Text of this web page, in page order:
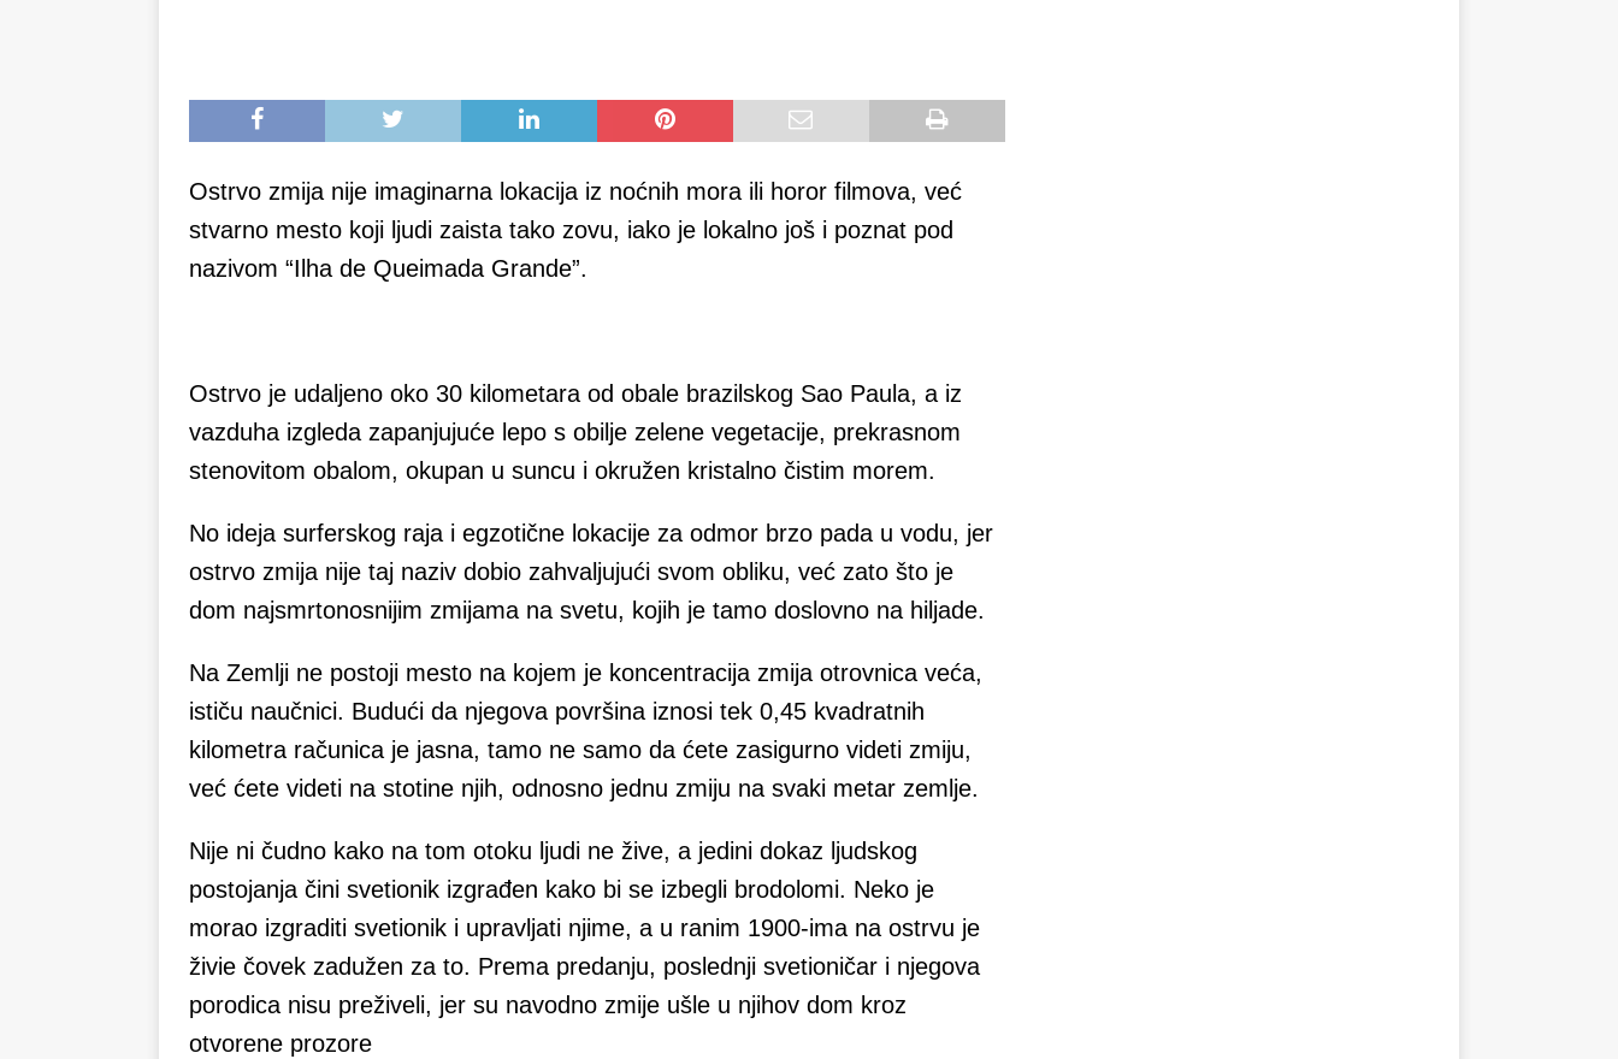
Ostrvo zmija nije imaginarna lokacija iz noćnih mora ili horor filmova, već
stvarno mesto koji ljudi zaista tako zovu, iako je lokalno još i poznat pod
nazivom “Ilha de Queimada Grande”.
Ostrvo je udaljeno oko 30 kilometara od obale brazilskog Sao Paula, a iz
vazduha izgleda zapanjujuće lepo s obilje zelene vegetacije, prekrasnom
stenovitom obalom, okupan u suncu i okružen kristalno čistim morem.
No ideja surferskog raja i egzotične lokacije za odmor brzo pada u vodu, jer
ostrvo zmija nije taj naziv dobio zahvaljujući svom obliku, već zato što je
dom najsmrtonosnijim zmijama na svetu, kojih je tamo doslovno na hiljade.
Na Zemlji ne postoji mesto na kojem je koncentracija zmija otrovnica veća,
ističu naučnici. Budući da njegova površina iznosi tek 0,45 kvadratnih
kilometra računica je jasna, tamo ne samo da ćete zasigurno videti zmiju,
već ćete videti na stotine njih, odnosno jednu zmiju na svaki metar zemlje.
Nije ni čudno kako na tom otoku ljudi ne žive, a jedini dokaz ljudskog
postojanja čini svetionik izgrađen kako bi se izbegli brodolomi. Neko je
morao izgraditi svetionik i upravljati njime, a u ranim 1900-ima na ostrvu je
živie čovek zadužen za to. Prema predanju, poslednji svetioničar i njegova
porodica nisu preživeli, jer su navodno zmije ušle u njihov dom kroz
otvorene prozore